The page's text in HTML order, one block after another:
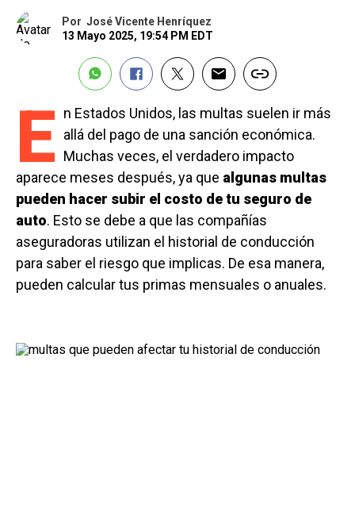
Por José Vicente Henríquez
13 Mayo 2025, 19:54 PM EDT
E n Estados Unidos, las multas suelen ir más
allá del pago de una sanción económica.
Muchas veces, el verdadero impacto
aparece meses después, ya que algunas multas
pueden hacer subir el costo de tu seguro de
auto. Esto se debe a que las compañías
aseguradoras utilizan el historial de conducción
para saber el riesgo que implicas. De esa manera,
pueden calcular tus primas mensuales o anuales.